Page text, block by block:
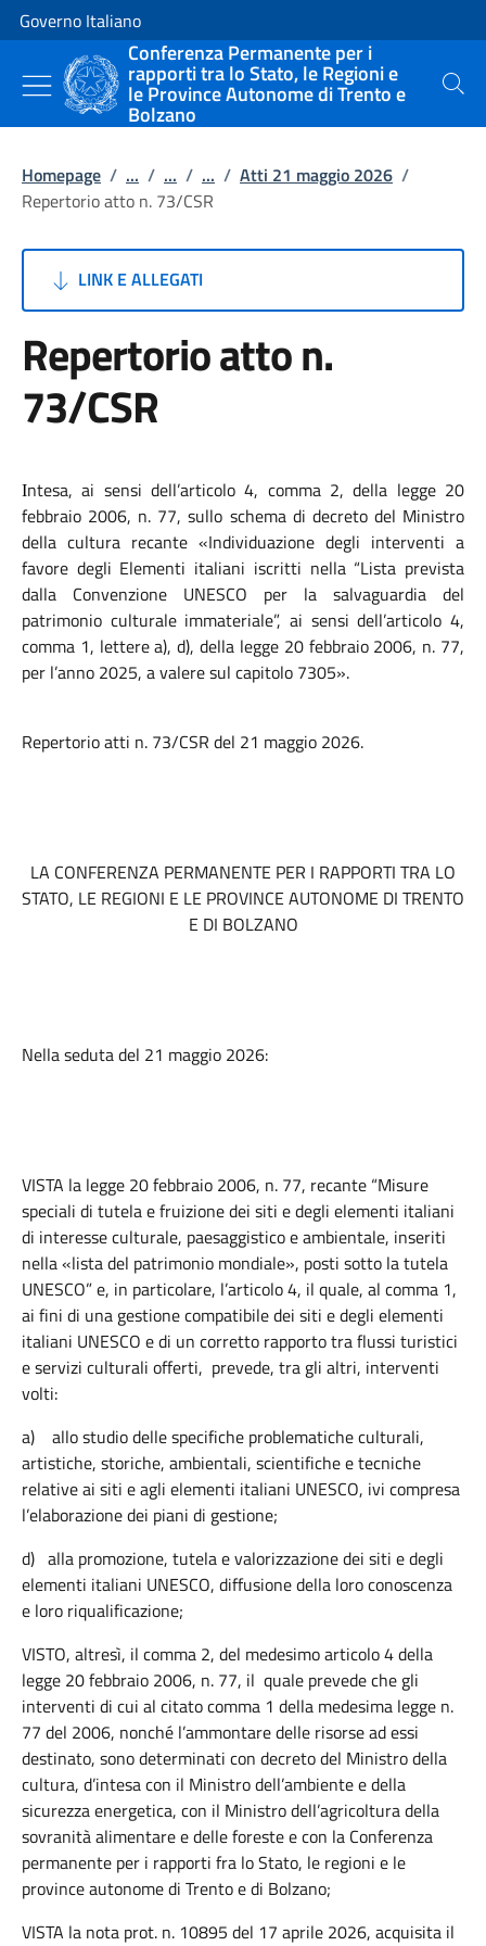
Vai al contenuto
Vai alla navigazione del sito
Governo Italiano
Conferenza Permanente per i
rapporti tra lo Stato, le Regioni e
le Province Autonome di Trento e
Bolzano
Cerca
Homepage / ... / ... / ... / Atti 21 maggio 2026 /
Repertorio atto n. 73/CSR
LINK E ALLEGATI
Repertorio atto n.
73/CSR
Intesa, ai sensi dell’articolo 4, comma 2, della legge 20
febbraio 2006, n. 77, sullo schema di decreto del Ministro
della cultura recante «Individuazione degli interventi a
favore degli Elementi italiani iscritti nella “Lista prevista
dalla Convenzione UNESCO per la salvaguardia del
patrimonio culturale immateriale”, ai sensi dell’articolo 4,
comma 1, lettere a), d), della legge 20 febbraio 2006, n. 77,
per l’anno 2025, a valere sul capitolo 7305».
Repertorio atti n. 73/CSR del 21 maggio 2026.
LA CONFERENZA PERMANENTE PER I RAPPORTI TRA LO
STATO, LE REGIONI E LE PROVINCE AUTONOME DI TRENTO
E DI BOLZANO
Nella seduta del 21 maggio 2026:
VISTA la legge 20 febbraio 2006, n. 77, recante “Misure
speciali di tutela e fruizione dei siti e degli elementi italiani
di interesse culturale, paesaggistico e ambientale, inseriti
nella «lista del patrimonio mondiale», posti sotto la tutela
UNESCO” e, in particolare, l’articolo 4, il quale, al comma 1,
ai fini di una gestione compatibile dei siti e degli elementi
italiani UNESCO e di un corretto rapporto tra flussi turistici
e servizi culturali offerti, prevede, tra gli altri, interventi
volti:
a) allo studio delle specifiche problematiche culturali,
artistiche, storiche, ambientali, scientifiche e tecniche
relative ai siti e agli elementi italiani UNESCO, ivi compresa
l’elaborazione dei piani di gestione;
d) alla promozione, tutela e valorizzazione dei siti e degli
elementi italiani UNESCO, diffusione della loro conoscenza
e loro riqualificazione;
VISTO, altresì, il comma 2, del medesimo articolo 4 della
legge 20 febbraio 2006, n. 77, il quale prevede che gli
interventi di cui al citato comma 1 della medesima legge n.
77 del 2006, nonché l’ammontare delle risorse ad essi
destinato, sono determinati con decreto del Ministro della
cultura, d’intesa con il Ministro dell’ambiente e della
sicurezza energetica, con il Ministro dell’agricoltura della
sovranità alimentare e delle foreste e con la Conferenza
permanente per i rapporti fra lo Stato, le regioni e le
province autonome di Trento e di Bolzano;
VISTA la nota prot. n. 10895 del 17 aprile 2026, acquisita il